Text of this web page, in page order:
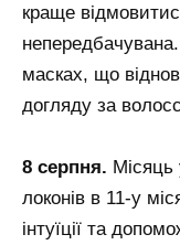
краще
масках, що
догляду за
8 серпня. Місяць
локонів в 11-у
інтуїції та